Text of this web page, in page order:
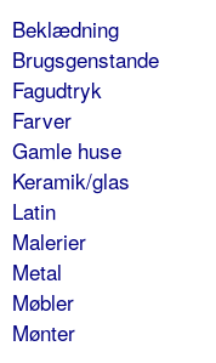
Beklædning
Brugsgenstande
Fagudtryk
Farver
Gamle huse
Keramik/glas
Latin
Malerier
Metal
Møbler
Mønter